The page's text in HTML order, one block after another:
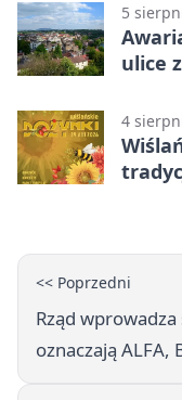
5
ulice
4
<< Poprzedni
Rząd
oznaczają ALFA,